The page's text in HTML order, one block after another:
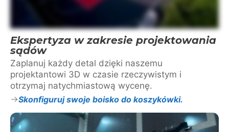
Ekspertyza w zakresie projektowania
sądów
Zaplanuj każdy detal dzięki naszemu
projektantowi 3D w czasie rzeczywistym i
otrzymaj natychmiastową wycenę.
Skonfiguruj swoje boisko do koszykówki.